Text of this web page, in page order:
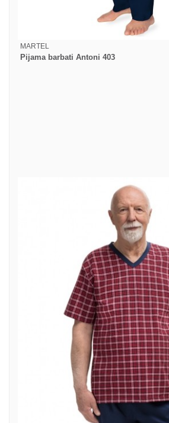
MARTEL
Pijama barbati Antoni 403